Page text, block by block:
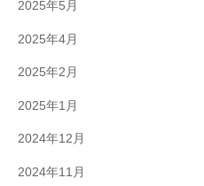
2025年5月
2025年4月
2025年2月
2025年1月
2024年12月
2024年11月